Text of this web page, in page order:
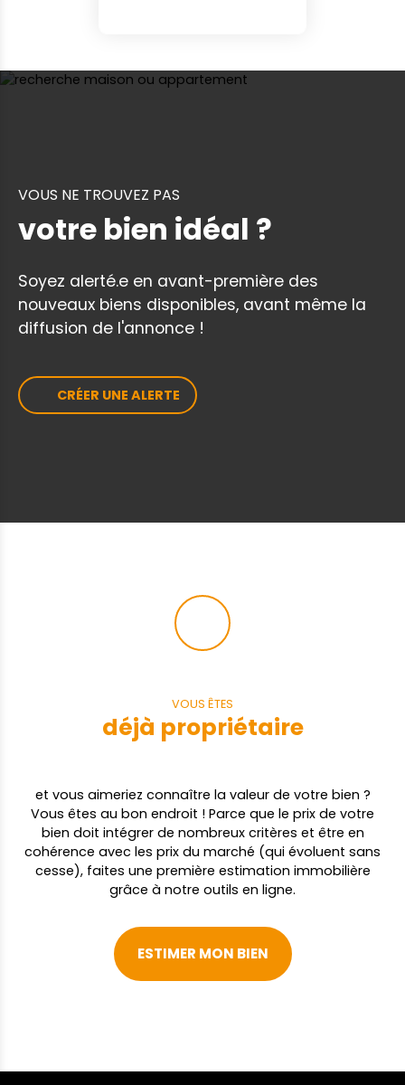
VOUS NE TROUVEZ PAS
votre bien idéal ?
Soyez alerté.e en avant-première des
nouveaux biens disponibles, avant même la
diffusion de l'annonce !
CRÉER UNE ALERTE
VOUS ÊTES
déjà propriétaire
et vous aimeriez connaître la valeur de votre bien ?
Vous êtes au bon endroit ! Parce que le prix de votre
bien doit intégrer de nombreux critères et être en
cohérence avec les prix du marché (qui évoluent sans
cesse), faites une première estimation immobilière
grâce à notre outils en ligne.
ESTIMER MON BIEN